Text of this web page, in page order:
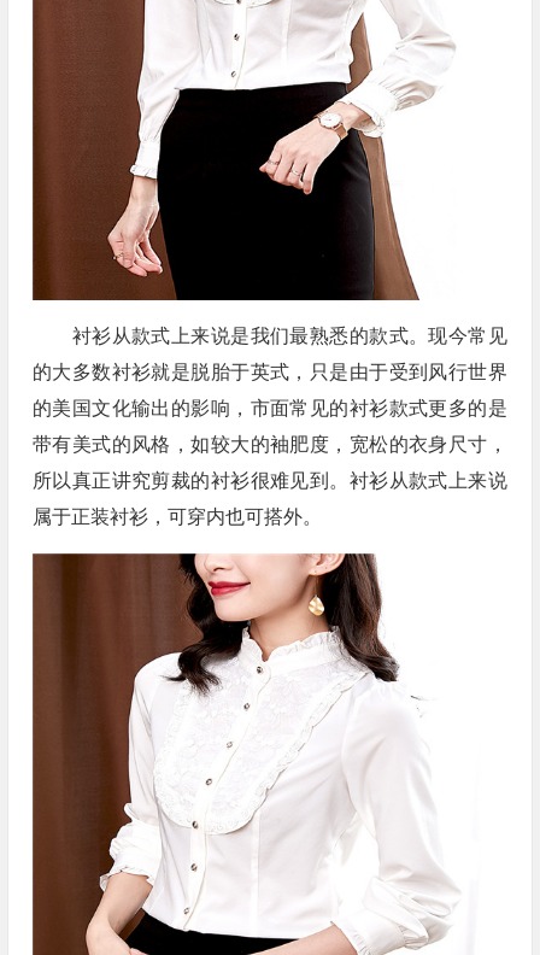
衬衫从款式上来说是我们最熟悉的款式。现今常见
的大多数衬衫就是脱胎于英式，只是由于受到风行世界
的美国文化输出的影响，市面常见的衬衫款式更多的是
带有美式的风格，如较大的袖肥度，宽松的衣身尺寸，
所以真正讲究剪裁的衬衫很难见到。衬衫从款式上来说
属于正装衬衫，可穿内也可搭外。